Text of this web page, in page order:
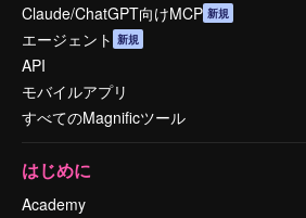
Claude/ChatGPT向けMCP 新規
エージェント 新規
API
モバイルアプリ
すべてのMagnificツール
はじめに
Academy